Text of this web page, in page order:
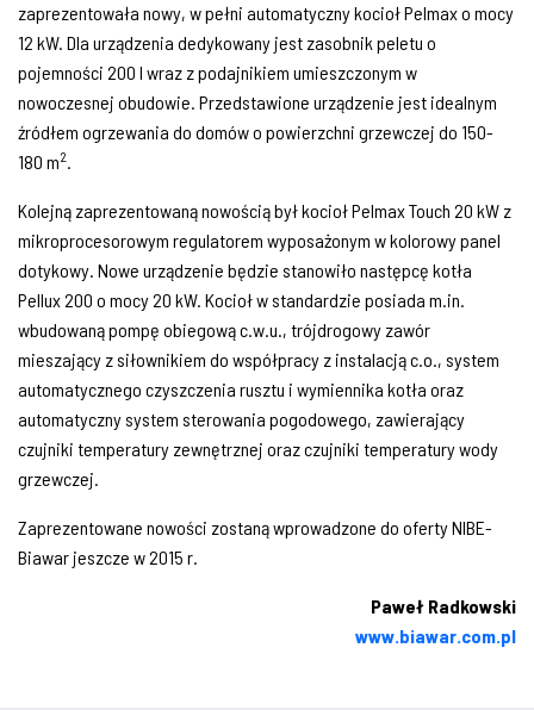
zaprezentowała nowy, w pełni automatyczny kocioł Pelmax o mocy
12 kW. Dla urządzenia dedykowany jest zasobnik peletu o
pojemności 200 l wraz z podajnikiem umieszczonym w
nowoczesnej obudowie. Przedstawione urządzenie jest idealnym
źródłem ogrzewania do domów o powierzchni grzewczej do 150-
180 m2.
Kolejną zaprezentowaną nowością był kocioł Pelmax Touch 20 kW z
mikroprocesorowym regulatorem wyposażonym w kolorowy panel
dotykowy. Nowe urządzenie będzie stanowiło następcę kotła
Pellux 200 o mocy 20 kW. Kocioł w standardzie posiada m.in.
wbudowaną pompę obiegową c.w.u., trójdrogowy zawór
mieszający z siłownikiem do współpracy z instalacją c.o., system
automatycznego czyszczenia rusztu i wymiennika kotła oraz
automatyczny system sterowania pogodowego, zawierający
czujniki temperatury zewnętrznej oraz czujniki temperatury wody
grzewczej.
Zaprezentowane nowości zostaną wprowadzone do oferty NIBE-
Biawar jeszcze w 2015 r.
Paweł Radkowski
www.biawar.com.pl